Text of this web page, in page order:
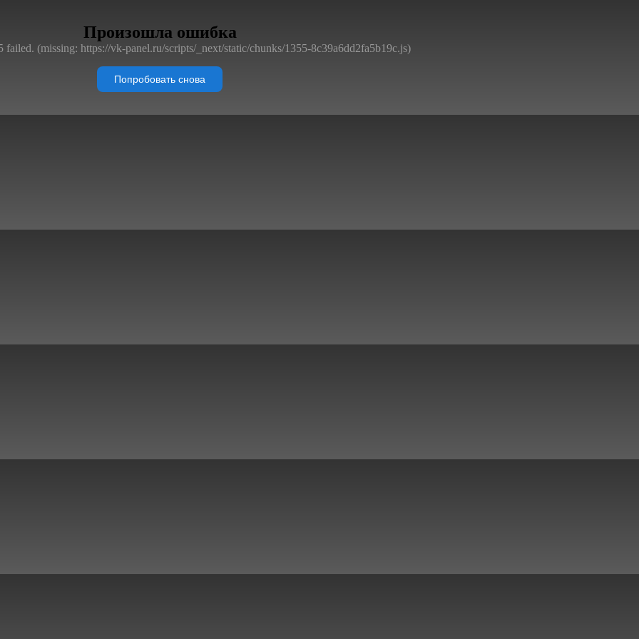
Произошла ошибка
failed. (missing: https://vk-panel.ru/scripts/_next/static/chunks/1355-8c39a6dd2fa5b19c.js)
Попробовать снова